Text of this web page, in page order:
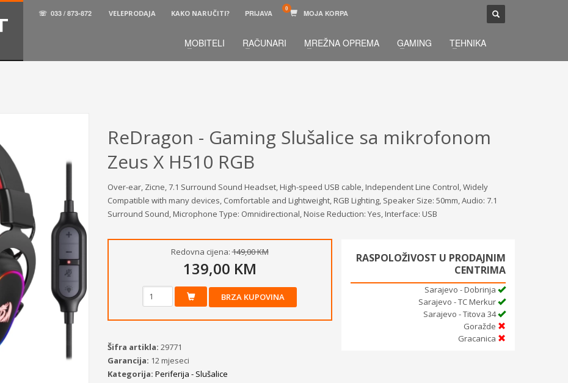
☏ 033 / 873-872 VELEPRODAJA KAKO NARUČITI? PRIJAVA MOJA KORPA
MOBITELI RAČUNARI MREŽNA OPREMA GAMING TEHNIKA
ReDragon - Gaming Slušalice sa mikrofonom
Zeus X H510 RGB
Over-ear, Zicne, 7.1 Surround Sound Headset, High-speed USB cable, Independent Line Control, Widely
Compatible with many devices, Comfortable and Lightweight, RGB Lighting, Speaker Size: 50mm, Audio: 7.1
Surround Sound, Microphone Type: Omnidirectional, Noise Reduction: Yes, Interface: USB
Redovna cijena:149,00 KM
139,00 KM
BRZA KUPOVINA
Šifra artikla: 29771
Garancija: 12 mjeseci
Kategorija: Periferija - Slušalice
RASPOLOŽIVOST U PRODAJNIM
CENTRIMA
Sarajevo - Dobrinja
Sarajevo - TC Merkur
Sarajevo - Titova 34
Goražde
Gracanica